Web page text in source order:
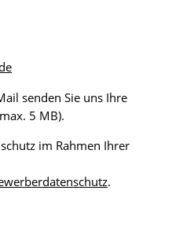
senden Sie uns Ihre
5 MB).
im Rahmen Ihrer
.